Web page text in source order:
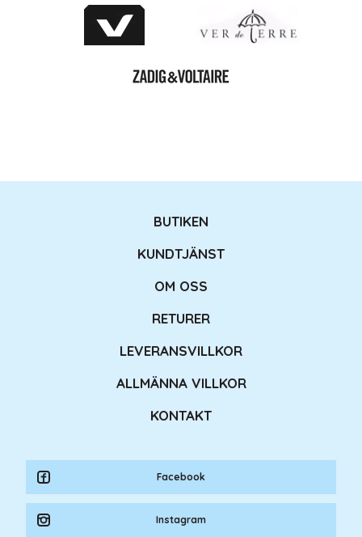
BUTIKEN
KUNDTJÄNST
OM OSS
RETURER
LEVERANSVILLKOR
ALLMÄNNA VILLKOR
KONTAKT